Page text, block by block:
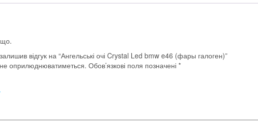
що.
відгук на “Ангельські очі Crystal Led bmw e46 (фары галоген)”
оприлюднюватиметься. Обов’язкові поля позначені *